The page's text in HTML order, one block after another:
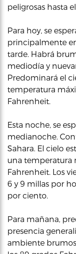
peligrosas hasta
Para hoy, se
principalmente
tarde. Habrá
mediodía y
Predominará el
temperatura
Fahrenheit.
Esta noche, se
medianoche.
Sahara. El cielo
una temperatura
Fahrenheit. Los
6 y 9 millas por
por ciento.
Para mañana,
presencia
ambiente